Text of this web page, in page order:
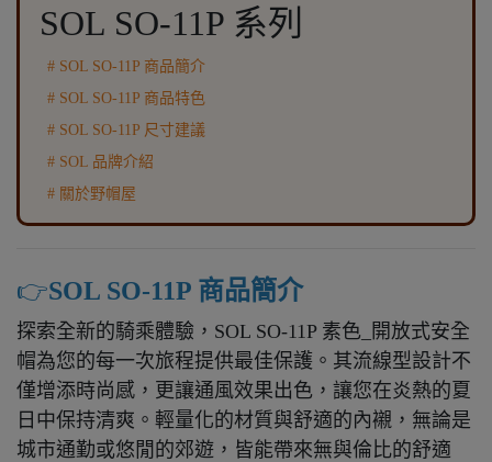
SOL SO-11P 系列
# SOL SO-11P 商品簡介
# SOL SO-11P 商品特色
# SOL SO-11P 尺寸建議
# SOL 品牌介紹
# 關於野帽屋
👉️SOL SO-11P 商品簡介
探索全新的騎乘體驗，SOL SO-11P 素色_開放式安全
帽為您的每一次旅程提供最佳保護。其流線型設計不
僅增添時尚感，更讓通風效果出色，讓您在炎熱的夏
日中保持清爽。輕量化的材質與舒適的內襯，無論是
城市通勤或悠閒的郊遊，皆能帶來無與倫比的舒適